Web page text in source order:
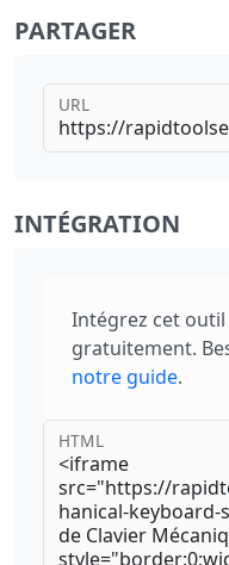
PARTAGER
URL
INTÉGRATION
Intégrez cet
gratuitement.
notre guide.
HTML